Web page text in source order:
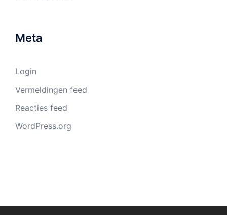
Meta
Login
Vermeldingen feed
Reacties feed
WordPress.org